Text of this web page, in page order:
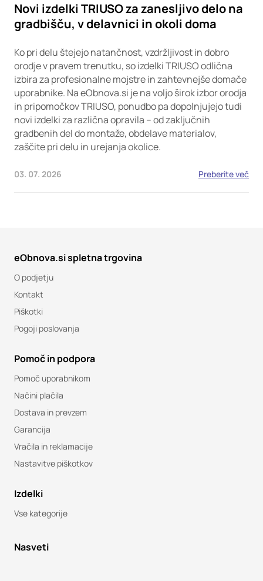
Novi izdelki TRIUSO za zanesljivo delo na
gradbišču, v delavnici in okoli doma
Ko pri delu štejejo natančnost, vzdržljivost in dobro
orodje v pravem trenutku, so izdelki TRIUSO odlična
izbira za profesionalne mojstre in zahtevnejše domače
uporabnike. Na eObnova.si je na voljo širok izbor orodja
in pripomočkov TRIUSO, ponudbo pa dopolnjujejo tudi
novi izdelki za različna opravila – od zaključnih
gradbenih del do montaže, obdelave materialov,
zaščite pri delu in urejanja okolice.
03. 07. 2026 Preberite več
eObnova.si spletna trgovina
O podjetju
Kontakt
Piškotki
Pogoji poslovanja
Pomoč in podpora
Pomoč uporabnikom
Načini plačila
Dostava in prevzem
Garancija
Vračila in reklamacije
Nastavitve piškotkov
Izdelki
Vse kategorije
Nasveti